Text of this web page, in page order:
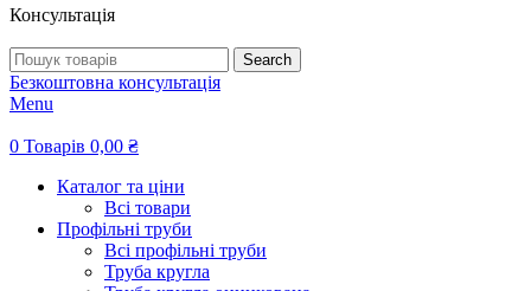
Консультація
Search
Безкоштовна консультація
Menu
0 Товарів 0,00 ₴
Каталог та ціни
Всі товари
Профільні труби
Всі профільні труби
Труба кругла